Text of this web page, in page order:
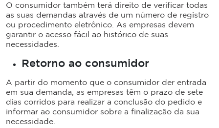
O consumidor também terá direito de verificar todas
as suas demandas através de um número de registro
ou procedimento eletrônico. As empresas devem
garantir o acesso fácil ao histórico de suas
necessidades.
Retorno ao consumidor
A partir do momento que o consumidor der entrada
em sua demanda, as empresas têm o prazo de sete
dias corridos para realizar a conclusão do pedido e
informar ao consumidor sobre a finalização da sua
necessidade.